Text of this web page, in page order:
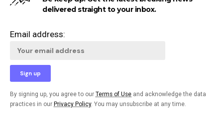
delivered straight to your inbox.
Email address:
By signing up, you agree to our Terms of Use and acknowledge the data
practices in our Privacy Policy. You may unsubscribe at any time.